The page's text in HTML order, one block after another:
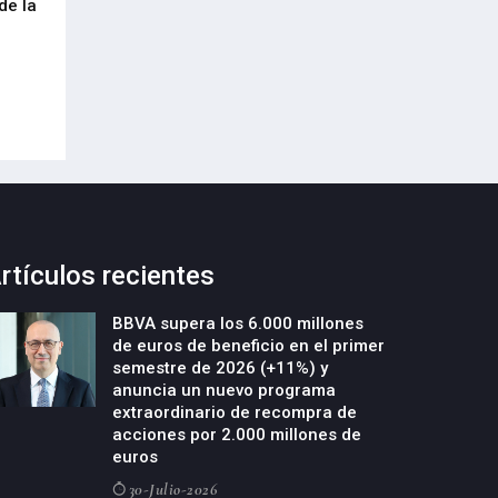
la
recientes
BBVA supera los 6.000 millones
de euros de beneficio en el primer
semestre de 2026 (+11%) y
anuncia un nuevo programa
extraordinario de recompra de
acciones por 2.000 millones de
euros
30-Julio-2026